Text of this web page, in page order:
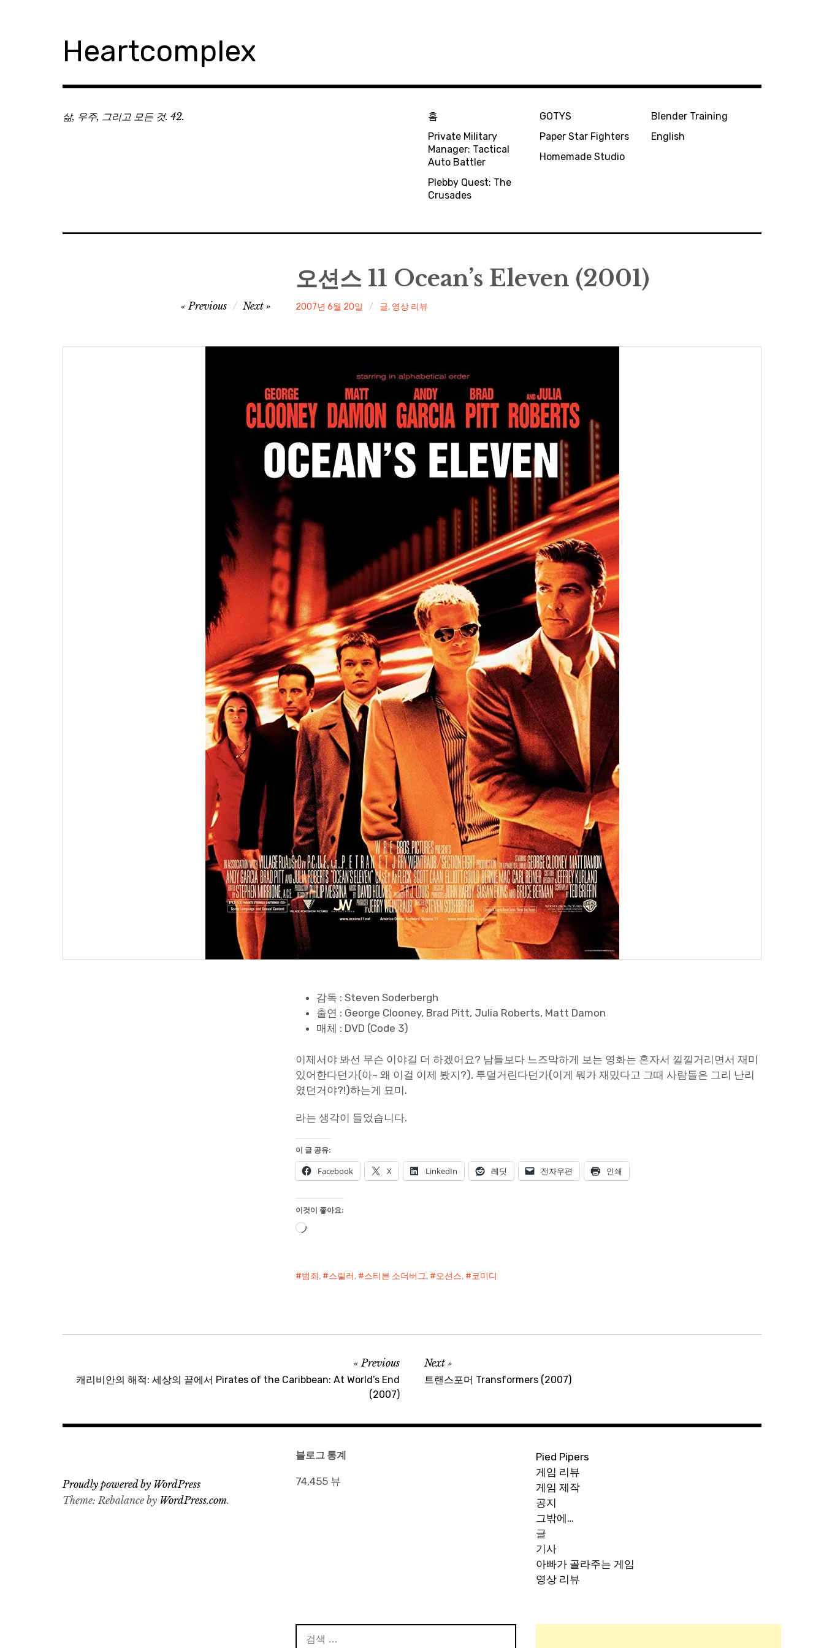
Heartcomplex
삶, 우주, 그리고 모든 것. 42.
홈
Private Military
Manager: Tactical
Auto Battler
Plebby Quest: The
Crusades
GOTYS
Paper Star Fighters
Homemade Studio
Blender Training
English
오션스 11 Ocean’s Eleven (2001)
irene
2007년 6월 20일 글, 영상 리뷰
색
Previous Next
감독 : Steven Soderbergh
출연 : George Clooney, Brad Pitt, Julia Roberts, Matt Damon
매체 : DVD (Code 3)
이제서야 봐선 무슨 이야길 더 하겠어요? 남들보다 느즈막하게 보는 영화는 혼자서 낄낄거리면서 재미
있어한다던가(아~ 왜 이걸 이제 봤지?), 투덜거린다던가(이게 뭐가 재밌다고 그때 사람들은 그리 난리
였던거야?!)하는게 묘미.
라는 생각이 들었습니다.
이 글 공유:
Facebook X LinkedIn 레딧 전자우편 인쇄
이것이 좋아요:
로
범죄, 스릴러, 스티븐 소더버그, 오션스, 코미디
탐
Previous
캐리비안의 해적: 세상의 끝에서 Pirates of the Caribbean: At World’s End
(2007)
Next
트랜스포머 Transformers (2007)
블로그 통계
74,455 뷰
Pied Pipers
게임 리뷰
게임 제작
공지
그밖에…
글
기사
아빠가 골라주는 게임
영상 리뷰
Proudly powered by WordPress
Theme: Rebalance by WordPress.com.